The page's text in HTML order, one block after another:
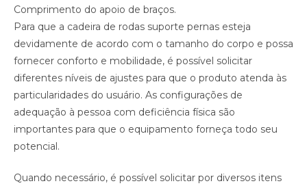
Comprimento do apoio de braços.
Para que a cadeira de rodas suporte pernas esteja
devidamente de acordo com o tamanho do corpo e possa
fornecer conforto e mobilidade, é possível solicitar
diferentes níveis de ajustes para que o produto atenda às
particularidades do usuário. As configurações de
adequação à pessoa com deficiência física são
importantes para que o equipamento forneça todo seu
potencial.
Quando necessário, é possível solicitar por diversos itens